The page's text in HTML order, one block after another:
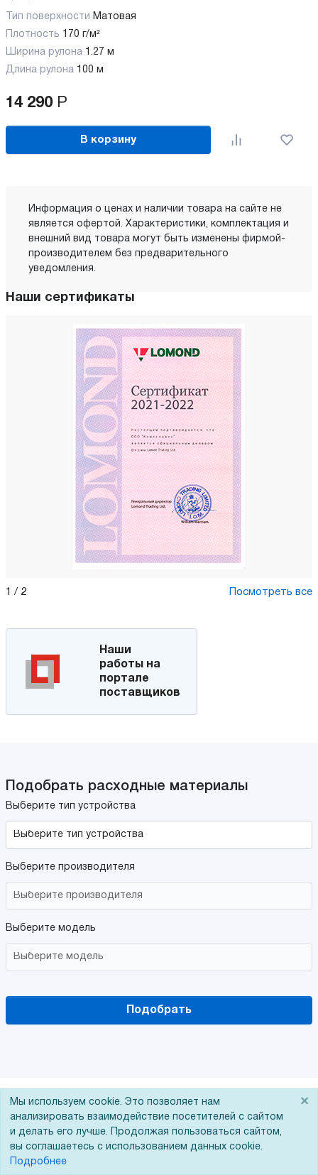
Тип поверхности Матовая
Плотность 170 г/м²
Ширина рулона 1.27 м
Длина рулона 100 м
14 290 Р
В корзину
Информация о ценах и наличии товара на сайте не
является офертой. Характеристики, комплектация и
внешний вид товара могут быть изменены фирмой-
производителем без предварительного
уведомления.
Наши сертификаты
1 / 2 Посмотреть все
Наши
работы на
портале
поставщиков
Подобрать расходные материалы
Выберите тип устройства
Выберите производителя
Выберите модель
Подобрать
Бумага для сольвентной печати
Одним из самых
доступных расходных материалов
для наружной рекламы является
Мы используем cookie. Это позволяет нам
анализировать взаимодействие посетителей с сайтом
и делать его лучше. Продолжая пользоваться сайтом,
вы соглашаетесь с использованием данных cookie.
Подробнее
×